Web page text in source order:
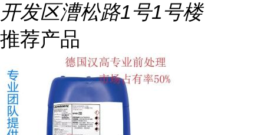
开发区漕松路1号1号楼
推荐产品